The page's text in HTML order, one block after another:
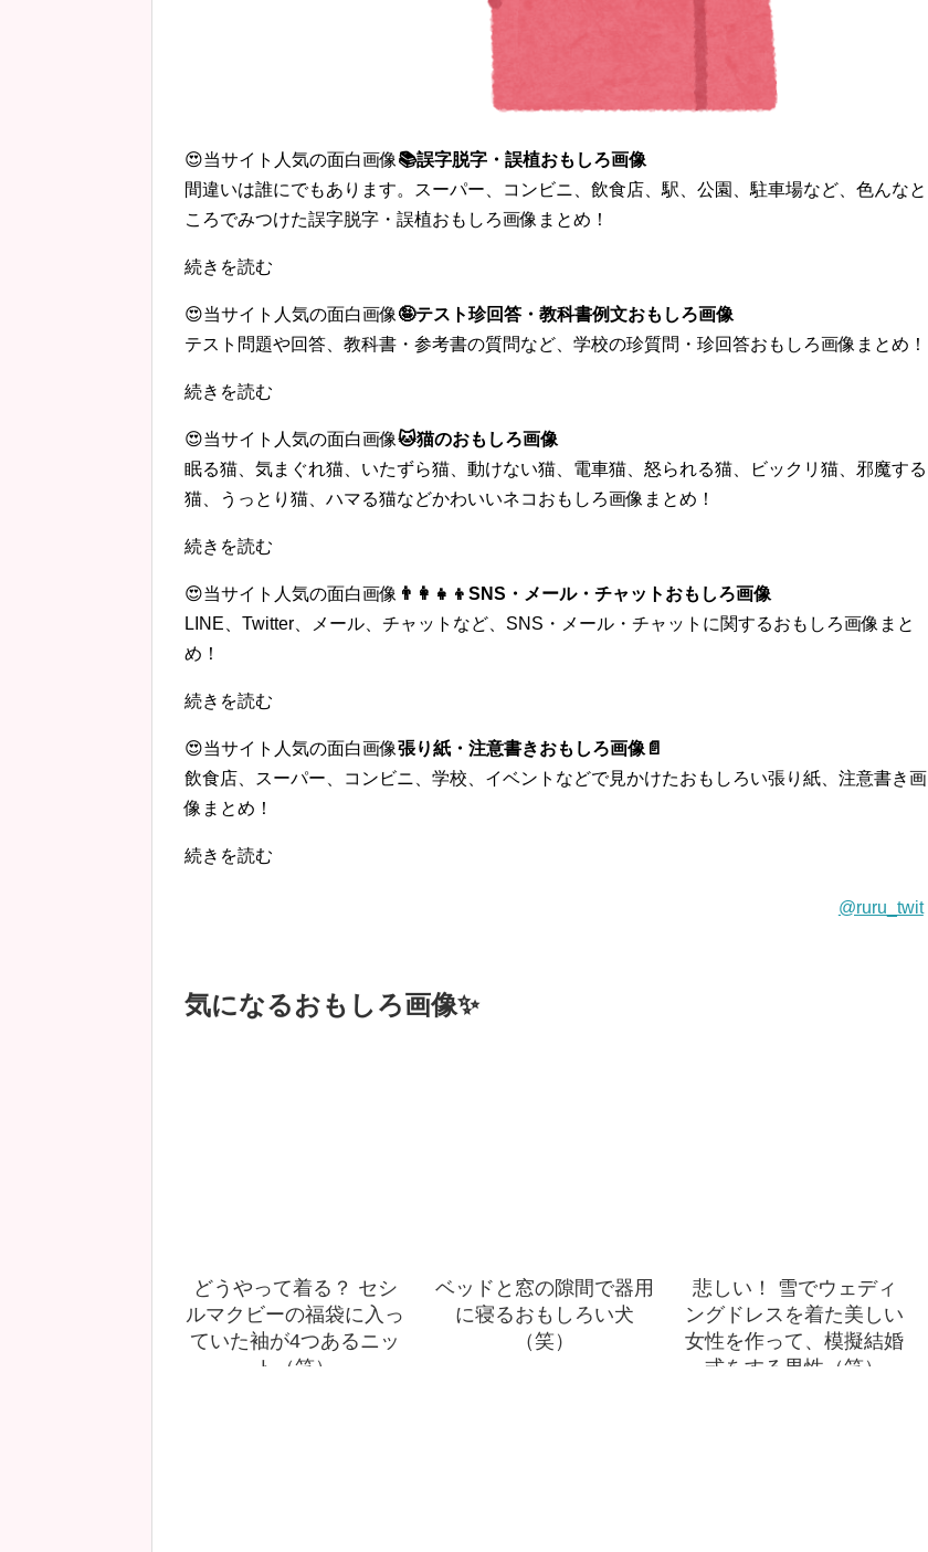
😍当サイト人気の面白画像📚誤字脱字・誤植おもしろ画像
間違いは誰にでもあります。スーパー、コンビニ、飲食店、駅、公園、駐車場など、色んなと
ころでみつけた誤字脱字・誤植おもしろ画像まとめ！
続きを読む
😍当サイト人気の面白画像🤪テスト珍回答・教科書例文おもしろ画像
テスト問題や回答、教科書・参考書の質問など、学校の珍質問・珍回答おもしろ画像まとめ！
続きを読む
😍当サイト人気の面白画像🐱猫のおもしろ画像
眠る猫、気まぐれ猫、いたずら猫、動けない猫、電車猫、怒られる猫、ビックリ猫、邪魔する
猫、うっとり猫、ハマる猫などかわいいネコおもしろ画像まとめ！
続きを読む
😍当サイト人気の面白画像 👨‍👩‍👧‍👦SNS・メール・チャットおもしろ画像
LINE、Twitter、メール、チャットなど、SNS・メール・チャットに関するおもしろ画像まと
め！
続きを読む
😍当サイト人気の面白画像張り紙・注意書きおもしろ画像📄
飲食店、スーパー、コンビニ、学校、イベントなどで見かけたおもしろい張り紙、注意書き画
像まとめ！
続きを読む
@ruru_twit
気になるおもしろ画像✨
どうやって着る？ セシ
ルマクビーの福袋に入っ
ていた袖が4つあるニッ
ト（笑）
ベッドと窓の隙間で器用
に寝るおもしろい犬
（笑）
悲しい！ 雪でウェディ
ングドレスを着た美しい
女性を作って、模擬結婚
式をする男性（笑）